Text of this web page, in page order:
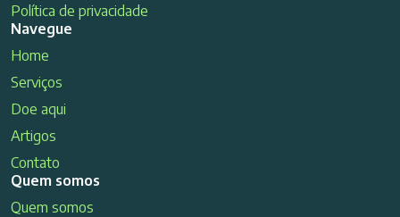
Política de privacidade
Navegue
Home
Serviços
Doe aqui
Artigos
Contato
Quem somos
Quem somos